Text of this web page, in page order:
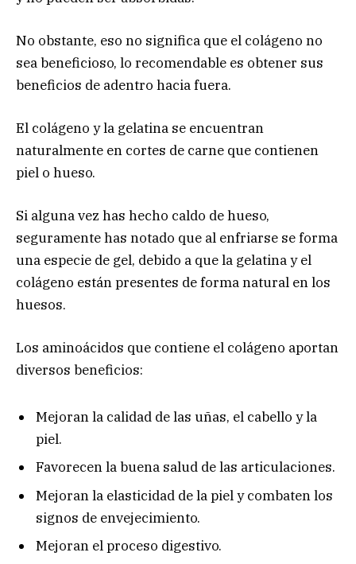
No obstante, eso no significa que el colágeno no
sea beneficioso, lo recomendable es obtener sus
beneficios de adentro hacia fuera.
El colágeno y la gelatina se encuentran
naturalmente en cortes de carne que contienen
piel o hueso.
Si alguna vez has hecho caldo de hueso,
seguramente has notado que al enfriarse se forma
una especie de gel, debido a que la gelatina y el
colágeno están presentes de forma natural en los
huesos.
Los aminoácidos que contiene el colágeno aportan
diversos beneficios:
Mejoran la calidad de las uñas, el cabello y la
piel.
Favorecen la buena salud de las articulaciones.
Mejoran la elasticidad de la piel y combaten los
signos de envejecimiento.
Mejoran el proceso digestivo.